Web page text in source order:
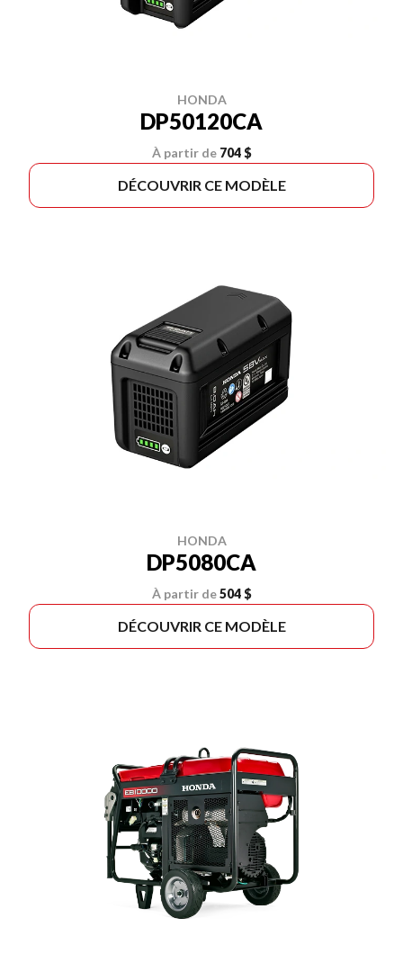
HONDA
DP50120CA
À partir de 704 $
DÉCOUVRIR CE MODÈLE
HONDA
DP5080CA
À partir de 504 $
DÉCOUVRIR CE MODÈLE